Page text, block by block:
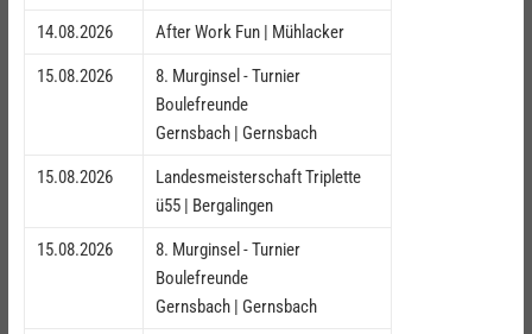
14.08.2026 After Work Fun | Mühlacker
15.08.2026
8. Murginsel - Turnier
Boulefreunde
Gernsbach | Gernsbach
15.08.2026
Landesmeisterschaft Triplette
ü55 | Bergalingen
15.08.2026
8. Murginsel - Turnier
Boulefreunde
Gernsbach | Gernsbach